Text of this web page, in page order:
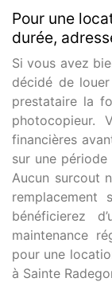
Pour une
durée,
Si vous avez
décidé de
prestataire la
photocopieur.
financières
sur une
Aucun surcout
remplacement
bénéficierez
maintenance
pour une
à Sainte